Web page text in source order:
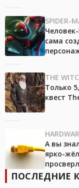
SPIDER-
сама
THE
Только
квест
А вы
ярко-
ПОСЛЕДНИЕ